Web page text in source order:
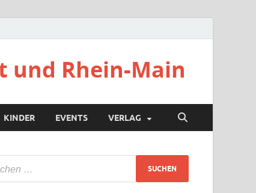
und Rhein-Main
KINDER EVENTS VERLAG